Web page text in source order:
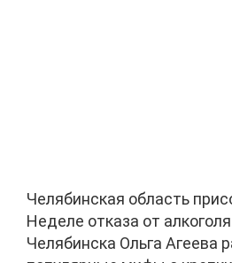
Челябинская область
Неделе отказа от
Челябинска Ольга Агеева